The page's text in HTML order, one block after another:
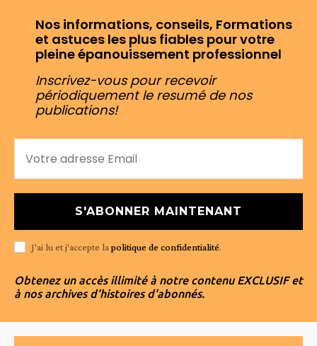
Nos informations, conseils, Formations
et astuces les plus fiables pour votre
pleine épanouissement professionnel
Inscrivez-vous pour recevoir
périodiquement le resumé de nos
publications!
S'ABONNER MAINTENANT
J'ai lu et j'accepte lapolitique de confidentialité.
Obtenez un accès illimité à notre contenu EXCLUSIF et
à nos archives d'histoires d'abonnés.